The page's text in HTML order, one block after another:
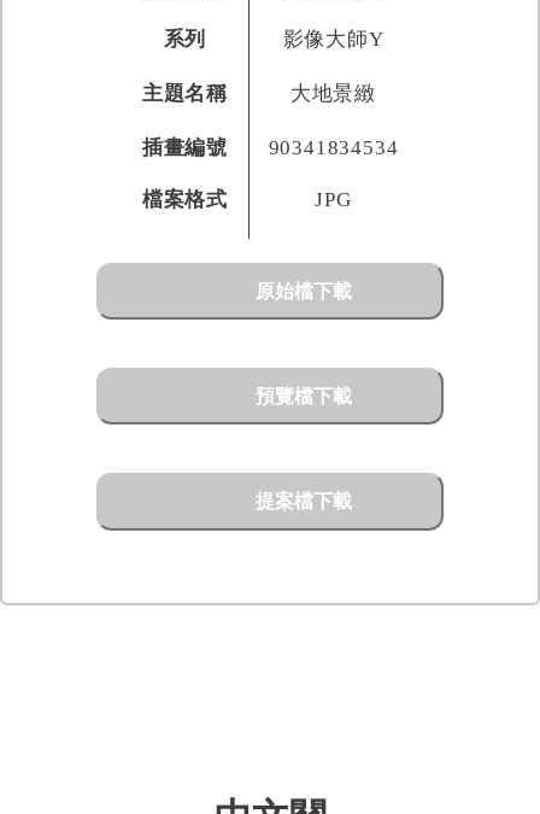
系列 影像大師Y
主題名稱 大地景緻
插畫編號 90341834534
檔案格式 JPG
原始檔下載
預覽檔下載
提案檔下載